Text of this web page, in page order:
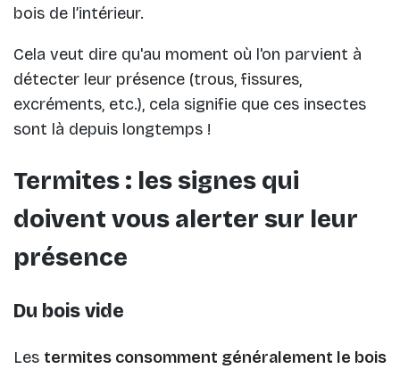
bois de l’intérieur.
Cela veut dire qu'au moment où l'on parvient à
détecter leur présence (trous, fissures,
excréments, etc.), cela signifie que ces insectes
sont là depuis longtemps !
Termites : les signes qui
doivent vous alerter sur leur
présence
Du bois vide
Les termites consomment généralement le bois